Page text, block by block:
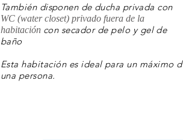
También disponen de ducha privada con
WC (water closet) privado fuera de la
habitación con secador de pelo y gel de
baño
Esta habitación es ideal para un máximo
una persona.